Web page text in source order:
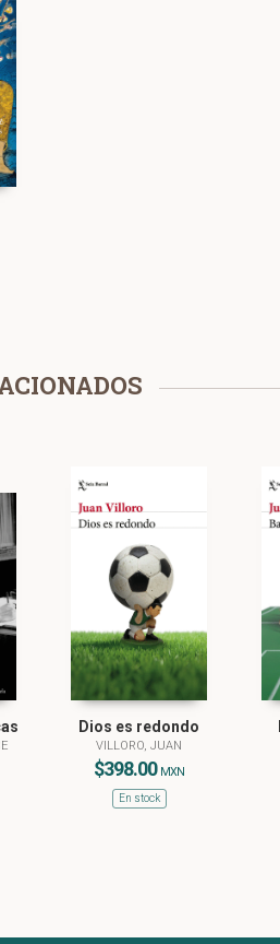
Dios es redondo
VILLORO, JUAN
$398.00 MXN
En stock